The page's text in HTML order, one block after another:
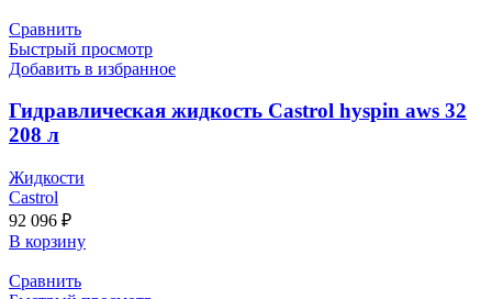
Сравнить
Быстрый просмотр
Добавить в избранное
Гидравлическая жидкость Castrol hyspin aws 32
208 л
Жидкости
Castrol
92 096 ₽
В корзину
Сравнить